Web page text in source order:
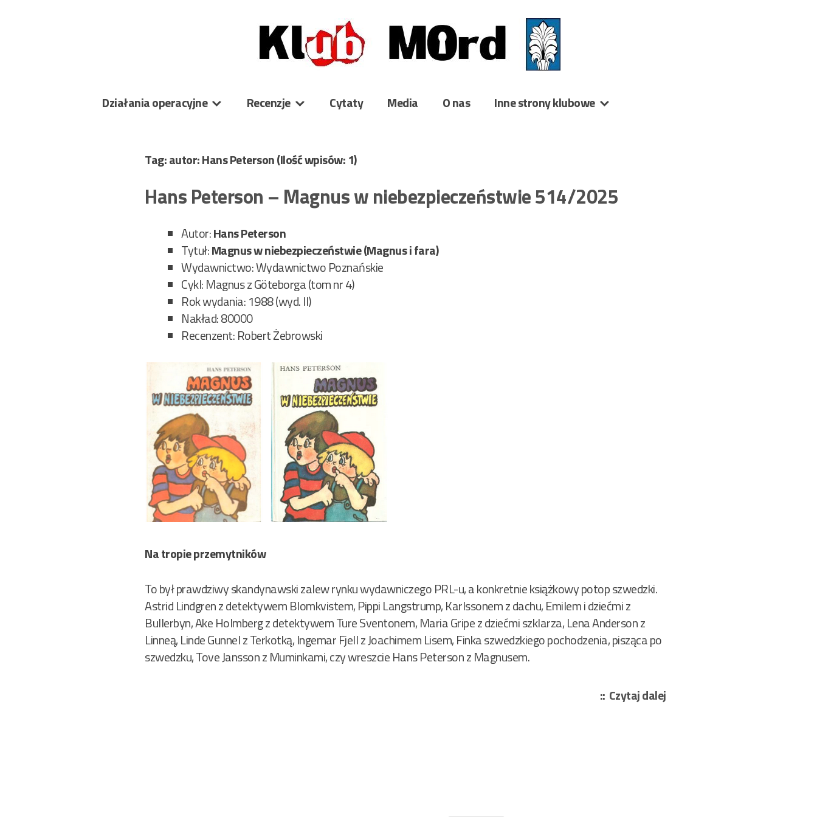
Działania operacyjne Recenzje Cytaty Media O nas Inne strony klubowe
Tag: autor: Hans Peterson(Ilość wpisów: 1)
Hans Peterson – Magnus w niebezpieczeństwie 514/2025
Autor:Hans Peterson
Tytuł:Magnus w niebezpieczeństwie (Magnus i fara)
Wydawnictwo: Wydawnictwo Poznańskie
Cykl: Magnus z Göteborga (tom nr 4)
Rok wydania: 1988 (wyd. II)
Nakład: 80000
Recenzent: Robert Żebrowski
Na tropie przemytników
To był prawdziwy skandynawski zalew rynku wydawniczego PRL-u, a konkretnie książkowy potop szwedzki.
Astrid Lindgren z detektywem Blomkvistem, Pippi Langstrump, Karlssonem z dachu, Emilem i dziećmi z
Bullerbyn, Ake Holmberg z detektywem Ture Sventonem, Maria Gripe z dziećmi szklarza, Lena Anderson z
Linneą, Linde Gunnel z Terkotką, Ingemar Fjell z Joachimem Lisem, Finka szwedzkiego pochodzenia, pisząca po
szwedzku, Tove Jansson z Muminkami, czy wreszcie Hans Peterson z Magnusem.
Czytaj dalej„Hans